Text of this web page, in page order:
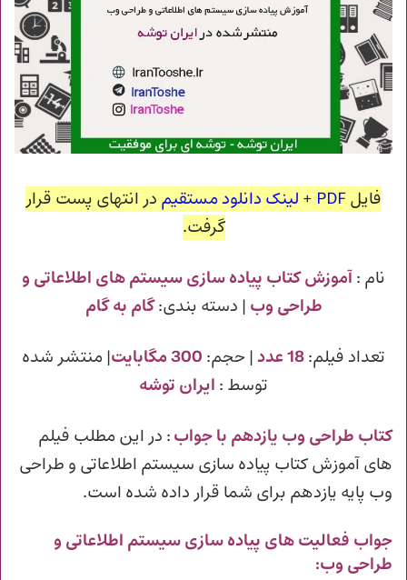
فایلPDF
+ لینک دانلود مستقیم در انتهای پست قرار
گرفت.
نام :آموزش کتاب پیاده سازی سیستم های اطلاعاتی و
طراحی وب | دسته بندی:گام به گام
تعداد فیلم:18 عدد | حجم: 300 مگابایت
| منتشر شده
توسط : ایران توشه
کتاب طراحی وب یازدهم با جواب: در این مطلب فیلم
های آموزش کتاب پیاده سازی سیستم اطلاعاتی و طراحی
وب پایه یازدهم برای شما قرار داده شده است.
جواب فعالیت های پیاده سازی سیستم اطلاعاتی و
طراحی وب: